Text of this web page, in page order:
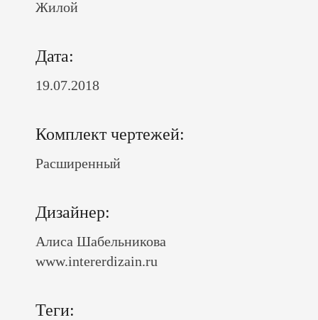
Жилой
Дата:
19.07.2018
Комплект чертежей:
Расширенный
Дизайнер:
Алиса Шабельникова
www.intererdizain.ru
Теги: